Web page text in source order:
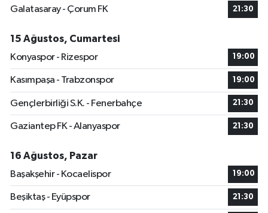
Galatasaray - Çorum FK
21:30
15 Ağustos, Cumartesi
Konyaspor - Rizespor
19:00
Kasımpaşa - Trabzonspor 19:00
Gençlerbirliği S.K. - Fenerbahçe 21:30
Gaziantep FK - Alanyaspor 21:30
16 Ağustos, Pazar
Başakşehir - Kocaelispor
19:00
Beşiktaş - Eyüpspor 21:30